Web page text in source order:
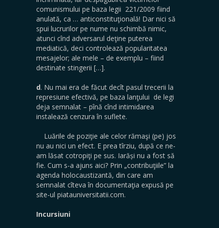
comunismului pe baza legii 221/2009 fiind
anulată, ca … anticonstituţională! Dar nici să
spui lucrurilor pe nume nu schimbă nimic,
atunci cînd adversarul deţine puterea
mediatică, deci controlează popularitatea
mesajelor; ale mele – de exemplu – fiind
destinate stingerii […].
d. Nu mai era de făcut decît pasul trecerii la
represiune efectivă, pe baza lanţului de legi
deja semnalat – pînă cînd intimidarea
instalează cenzura în suflete.
Luările de poziţie ale celor rămaşi (pe) jos
nu au nici un efect. E prea tîrziu, după ce ne-
am lăsat cotropiţi pe sus. Iarăși nu a fost să
fie. Cum s-a ajuns aici? Prin „contribuţiile” la
agenda holocaustizantă, din care am
semnalat cîteva în documentaţia expusă pe
site-ul piatauniversitatii.com.
Incursiuni